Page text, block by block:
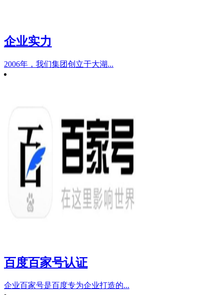
企业实力
2006年，我们集团创立于大湖...
百度百家号认证
企业百家号是百度专为企业打造的...